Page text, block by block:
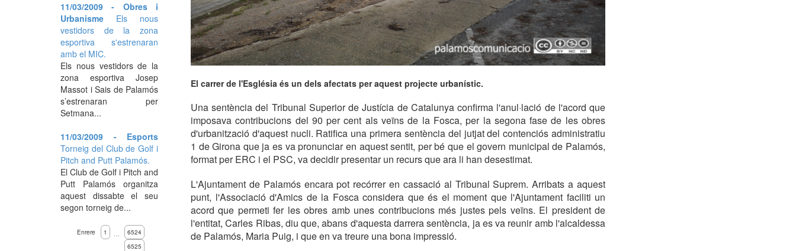
El carrer de l'Església és un dels afectats per aquest projecte urbanístic.
Una sentència del Tribunal Superior de Justícia de Catalunya confirma l'anul·lació de l'acord que
imposava contribucions del 90 per cent als veïns de la Fosca, per la segona fase de les obres
d'urbanització d'aquest nucli. Ratifica una primera sentència del jutjat del contenciós administratiu
1 de Girona que ja es va pronunciar en aquest sentit, per bé que el govern municipal de Palamós,
format per ERC i el PSC, va decidir presentar un recurs que ara li han desestimat.
L'Ajuntament de Palamós encara pot recórrer en cassació al Tribunal Suprem. Arribats a aquest
punt, l'Associació d'Amics de la Fosca considera que és el moment que l'Ajuntament faciliti un
acord que permeti fer les obres amb unes contribucions més justes pels veïns. El president de
l'entitat, Carles Ribas, diu que, abans d'aquesta darrera sentència, ja es va reunir amb l'alcaldessa
de Palamós, Maria Puig, i que en va treure una bona impressió.
11/03/2009 - Obres i
Urbanisme Els nous
vestidors de la zona
esportiva s'estrenaran
amb el MIC.
Els nous vestidors de la
zona esportiva Josep
Massot i Sais de Palamós
s’estrenaran per
Setmana...
11/03/2009 - Esports
Torneig del Club de Golf i
Pitch and Putt Palamós.
El Club de Golf i Pitch and
Putt Palamós organitza
aquest dissabte el seu
segon torneig de...
Enrere 1 …
6524
6525